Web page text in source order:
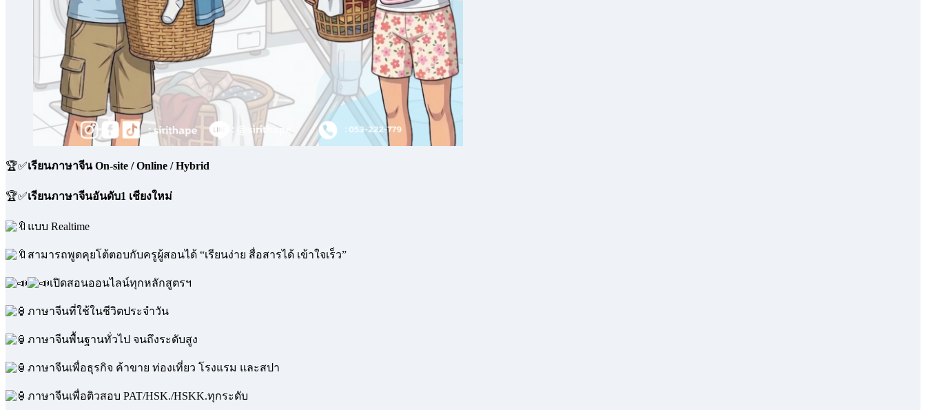
🏆✅เรียนภาษาจีน On-site / Online / Hybrid
🏆✅เรียนภาษาจีนอันดับ1 เชียงใหม่
แบบ Realtime
สามารถพูดคุยโต้ตอบกับครูผู้สอนได้ “เรียนง่าย สื่อสารได้ เข้าใจเร็ว”
เปิดสอนออนไลน์ทุกหลักสูตรฯ
ภาษาจีนที่ใช้ในชีวิตประจำวัน
ภาษาจีนพื้นฐานทั่วไป จนถึงระดับสูง
ภาษาจีนเพื่อธุรกิจ ค้าขาย ท่องเที่ยว โรงแรม และสปา
ภาษาจีนเพื่อติวสอบ PAT/HSK./HSKK.ทุกระดับ